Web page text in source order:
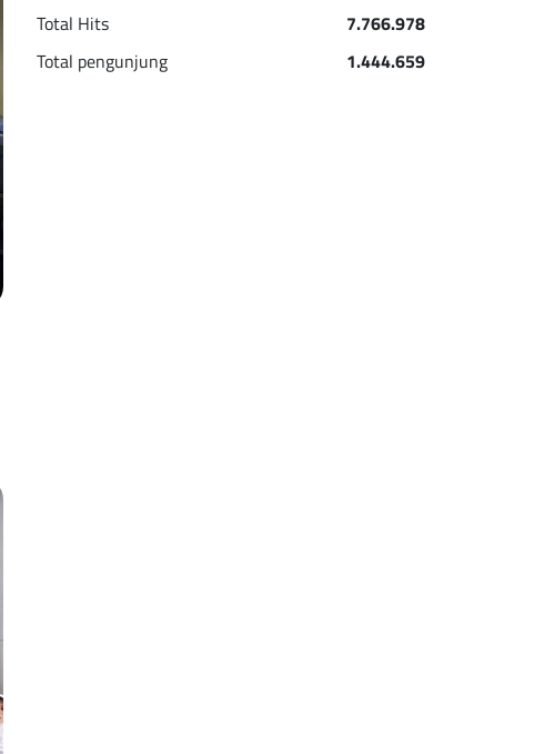
Total Hits
7.766.978
Total pengunjung
1.444.659